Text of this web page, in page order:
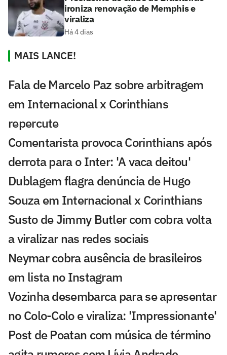
ironiza renovação de Memphis e
viraliza
Há 4 dias
MAIS LANCE!
Fala de Marcelo Paz sobre arbitragem
em Internacional x Corinthians
repercute
Comentarista provoca Corinthians após
derrota para o Inter: 'A vaca deitou'
Dublagem flagra denúncia de Hugo
Souza em Internacional x Corinthians
Susto de Jimmy Butler com cobra volta
a viralizar nas redes sociais
Neymar cobra ausência de brasileiros
em lista no Instagram
Vozinha desembarca para se apresentar
no Colo-Colo e viraliza: 'Impressionante'
Post de Poatan com música de término